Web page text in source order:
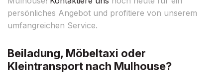
persönliches Angebot und profitiere von unserem
umfangreichen Service.
Beiladung, Möbeltaxi oder
Kleintransport nach Mulhouse?